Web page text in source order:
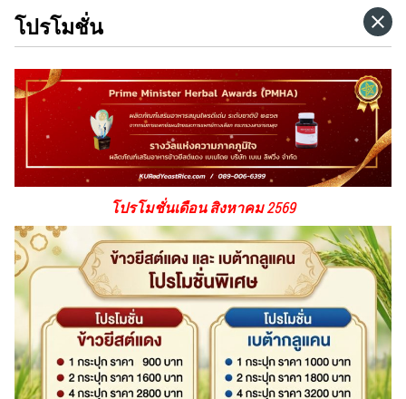
โปรโมชั่น
โปรโมชั่นเดือน สิงหาคม 2569
CATEGORIES
GO TO
VISIT WEBSITE